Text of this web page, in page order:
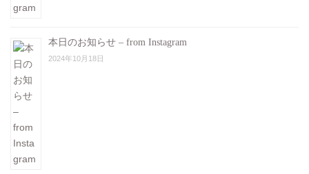
本日のお知らせ – from Instagram
2024年10月18日